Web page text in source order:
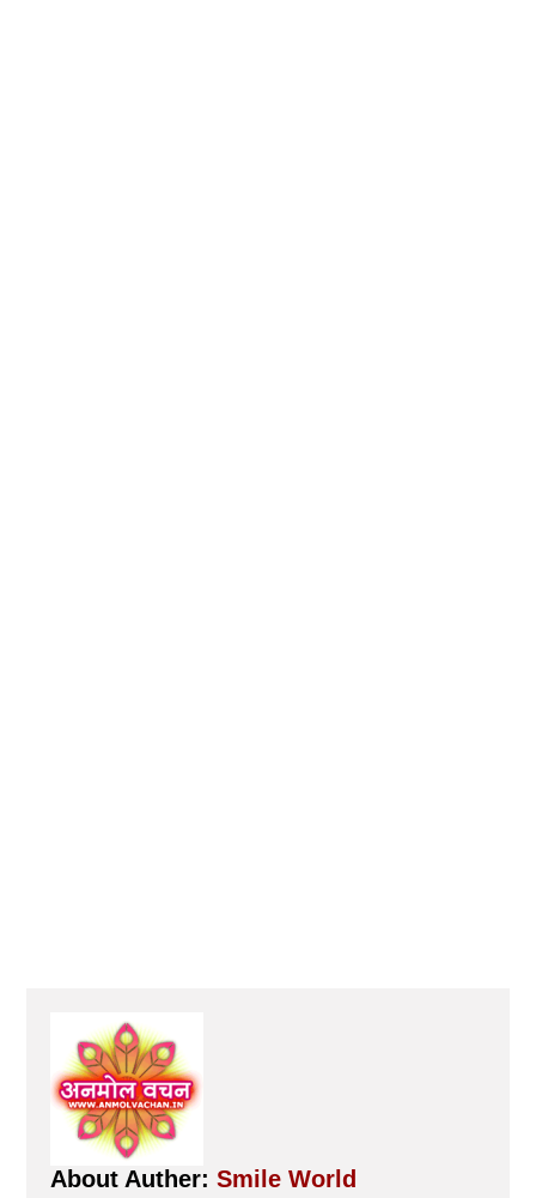
About Auther:Smile World